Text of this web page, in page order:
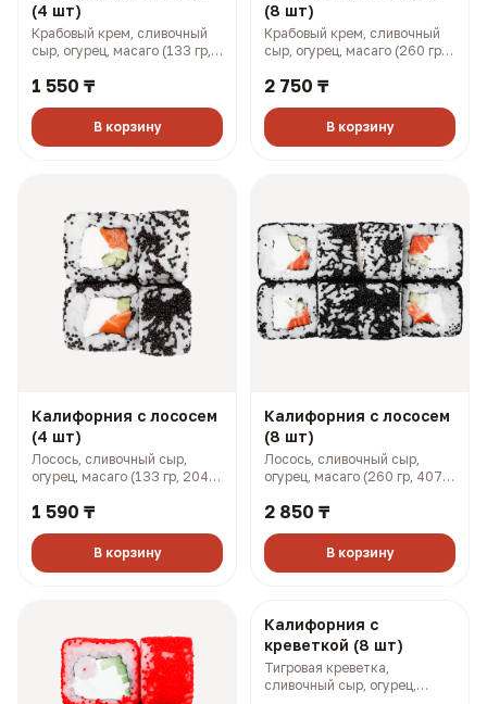
(4 шт)
Крабовый крем, сливочный
сыр, огурец, масаго (133 гр,
1 550 ₸
В корзину
(8 шт)
Крабовый крем, сливочный
сыр, огурец, масаго (260 гр,
2 750 ₸
В корзину
Калифорния с лососем
(4 шт)
Лосось, сливочный сыр,
огурец, масаго (133 гр, 204
1 590 ₸
В корзину
Калифорния с лососем
(8 шт)
Лосось, сливочный сыр,
огурец, масаго (260 гр, 407
2 850 ₸
В корзину